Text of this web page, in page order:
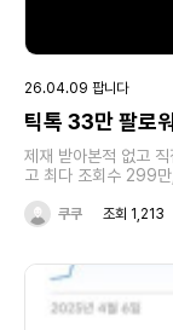
26.04.09 팝니다
틱톡 33만 팔로
제재 받아본적 없고
고 최다 조회수 299
5,000,000가격 : 협의
겨주세요.가격은 제시
쿠쿠 조회 1,213